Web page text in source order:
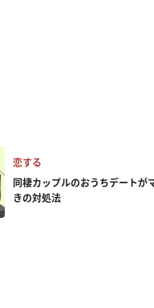
恋する
同棲カップルのおうちデートが
きの対処法